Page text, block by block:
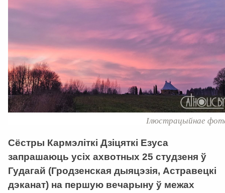
Ілюстрацыйнае
Сёстры Кармэліткі Дзіцяткі Езуса
запрашаюць усіх ахвотных 25 студзеня ў
Гудагай (Гродзенская дыяцэзія, Астравецкі
дэканат) на першую вечарыну ў межах